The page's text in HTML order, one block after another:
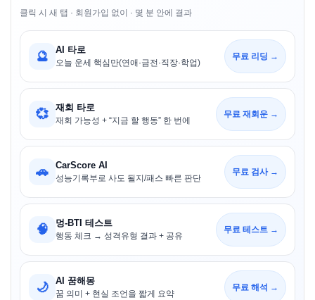
클릭 시 새 탭 · 회원가입 없이 · 몇 분 안에 결과
🔮 AI 타로
오늘 운세 핵심만(연애·금전·직장·학업)
무료 리딩 →
💞 재회 타로
재회 가능성 + “지금 할 행동” 한 번에
무료 재회운 →
🚗 CarScore AI
성능기록부로 사도 될지/패스 빠른 판단
무료 검사 →
🧠 멍-BTI 테스트
행동 체크 → 성격유형 결과 + 공유
무료 테스트 →
🌙 AI 꿈해몽
꿈 의미 + 현실 조언을 짧게 요약
무료 해석 →